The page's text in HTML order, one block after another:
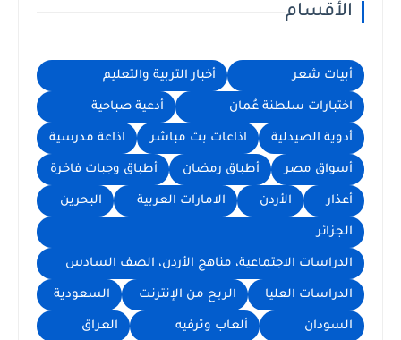
الأقسام
أبيات شعر أخبار التربية والتعليم
اختبارات سلطنة عُمان أدعية صباحية
أدوية الصيدلية اذاعات بث مباشر اذاعة مدرسية
أسواق مصر أطباق رمضان أطباق وجبات فاخرة
أعذار الأردن الامارات العربية البحرين
الجزائر
الدراسات الاجتماعية، مناهج الأردن، الصف السادس
الدراسات العليا الربح من الإنترنت السعودية
السودان ألعاب وترفيه العراق